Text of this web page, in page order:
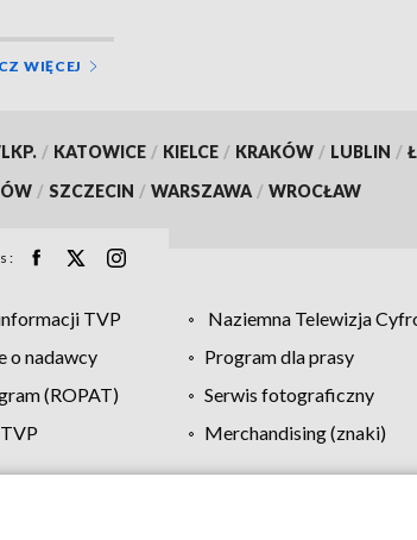
WIĘCEJ
/ KATOWICE / KIELCE / KRAKÓW / LUBLIN /
/ SZCZECIN / WARSZAWA / WROCŁAW
TVP Naziemna Telewizja
o nadawcy
Program dla prasy
(ROPAT)
Serwis fotograficzny
Merchandising (znaki)